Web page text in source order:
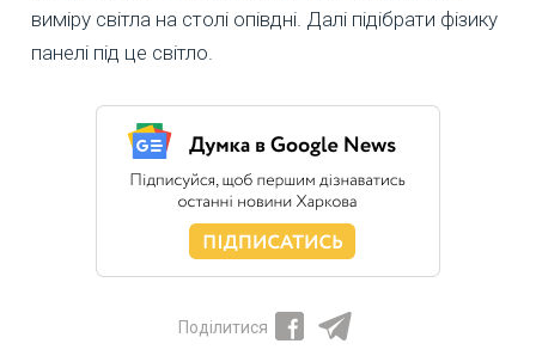
виміру світла на столі опівдні. Далі підібрати фізику
панелі під це світло.
Поділитися